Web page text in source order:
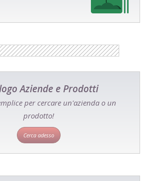
Aziende e Prodotti
per cercare un'azienda o un
prodotto!
Cerca adesso